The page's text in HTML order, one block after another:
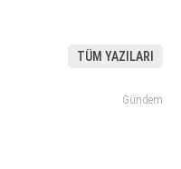
TÜM YAZILARI
Gündem